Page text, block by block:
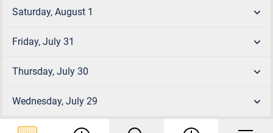
Saturday, August 1
Friday, July 31
Thursday, July 30
Wednesday, July 29